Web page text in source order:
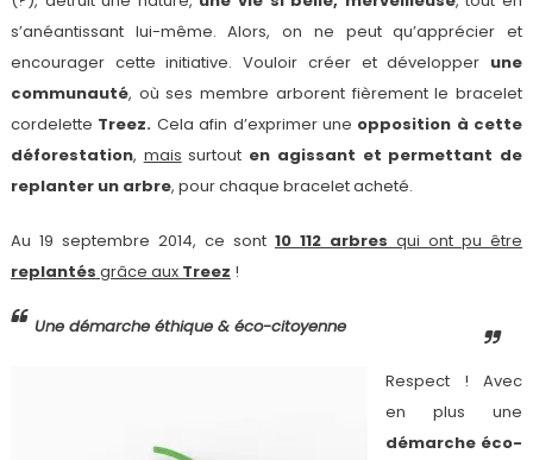
s’anéantissant lui-même. Alors, on ne peut qu’apprécier et
encourager cette initiative. Vouloir créer et développer une
communauté, où ses membre arborent fièrement le bracelet
cordelette Treez. Cela afin d’exprimer une opposition à cette
déforestation, mais surtout en agissant et permettant de
replanter un arbre, pour chaque bracelet acheté.
Au 19 septembre 2014, ce sont 10 112 arbres qui ont pu être
replantés grâce aux Treez !
Une démarche éthique & éco-citoyenne
Respect ! Avec
en plus une
démarche éco-